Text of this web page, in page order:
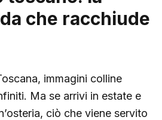
che racchiude
immagini colline
Ma se arrivi in estate e
ciò che viene servito